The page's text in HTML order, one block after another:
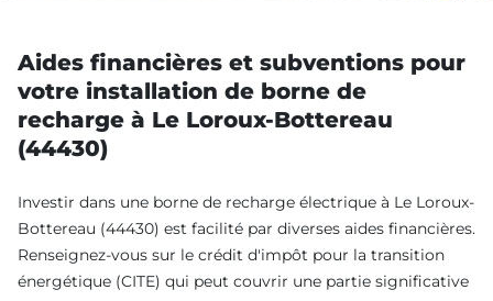
Aides financières et subventions pour
votre installation de borne de
recharge à Le Loroux-Bottereau
(44430)
Investir dans une borne de recharge électrique à Le Loroux-
Bottereau (44430) est facilité par diverses aides financières.
Renseignez-vous sur le crédit d'impôt pour la transition
énergétique (CITE) qui peut couvrir une partie significative